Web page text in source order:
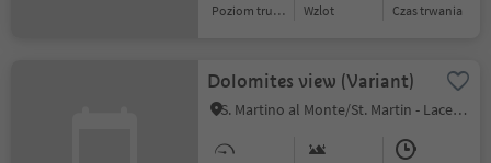
Poziom trudności Wzlot czas trwania
Dolomites view (Variant)
S. Martino al Monte/St. Martin - Laces/Latsch, Latsch/Laces, Vinschgau/Val Venosta